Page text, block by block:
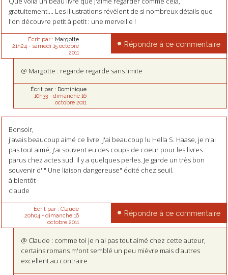
gratuitement.... Les illustrations révèlent de si nombreux détails que
l'on découvre petit à petit : une merveille !
Écrit par : Margotte
21h24 - samedi 15 octobre
2011
Répondre à ce commentaire
@ Margotte : regarde regarde sans limite
Écrit par : Dominique
10h33- dimanche 16
octobre 2011
Bonsoir,
j'avais beaucoup aimé ce livre. J'ai beaucoup lu Hella S. Haase, je n'ai
pas tout aimé, j'ai souvent eu des coups de coeur pour les livres
parus chez actes sud. Il y a quelques perles. Je garde un très bon
souvenir d' " Une liaison dangereuse" édité chez seuil.
à bientôt
claude
Écrit par : Claude
20h04 - dimanche 16
octobre 2011
Répondre à ce commentaire
@ Claude : comme toi je n'ai pas tout aimé chez cette auteur,
certains romans m'ont semblé un peu mièvre mais d'autres
excellent au contraire